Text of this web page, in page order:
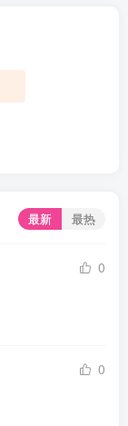
最新 最热
0
0